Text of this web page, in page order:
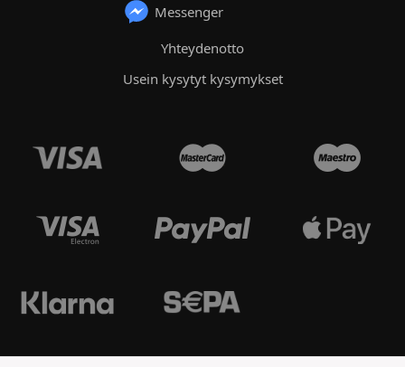
Messenger
Yhteydenotto
Usein kysytyt kysymykset